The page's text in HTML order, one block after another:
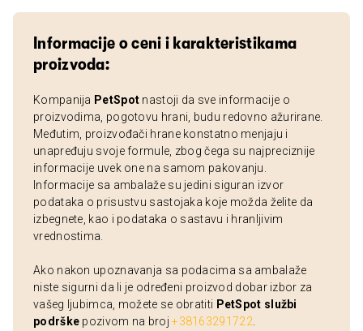
Informacije o ceni i karakteristikama
proizvoda:
Kompanija PetSpot nastoji da sve informacije o
proizvodima, pogotovu hrani, budu redovno ažurirane.
Međutim, proizvođači hrane konstatno menjaju i
unapređuju svoje formule, zbog čega su najpreciznije
informacije uvek one na samom pakovanju.
Informacije sa ambalaže su jedini siguran izvor
podataka o prisustvu sastojaka koje možda želite da
izbegnete, kao i podataka o sastavu i hranljivim
vrednostima.
Ako nakon upoznavanja sa podacima sa ambalaže
niste sigurni da li je određeni proizvod dobar izbor za
vašeg ljubimca, možete se obratiti PetSpot službi
podrške pozivom na broj+38163291722